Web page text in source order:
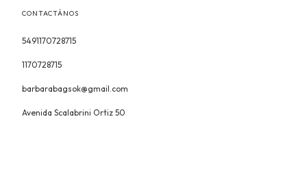
CONTACTÁNOS
5491170728715
1170728715
barbarabagsok@gmail.com
Avenida Scalabrini Ortiz 50